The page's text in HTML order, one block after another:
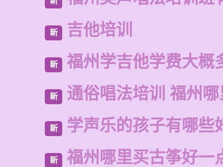
新 吉他培训
新 福州学吉他学费大概
新 通俗唱法培训 福州
新 学声乐的孩子有哪些
新 福州哪里买古筝好一